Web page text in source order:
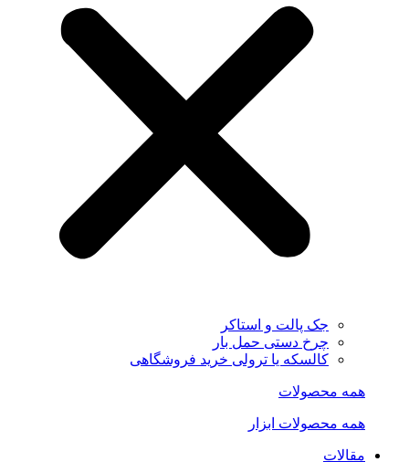
جک پالت و استاکر
چرخ دستی حمل بار
کالسکه یا ترولی خرید فروشگاهی
همه محصولات
همه محصولات ابزار
مقالات